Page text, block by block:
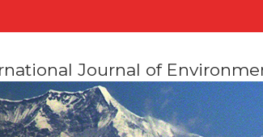
Journal of